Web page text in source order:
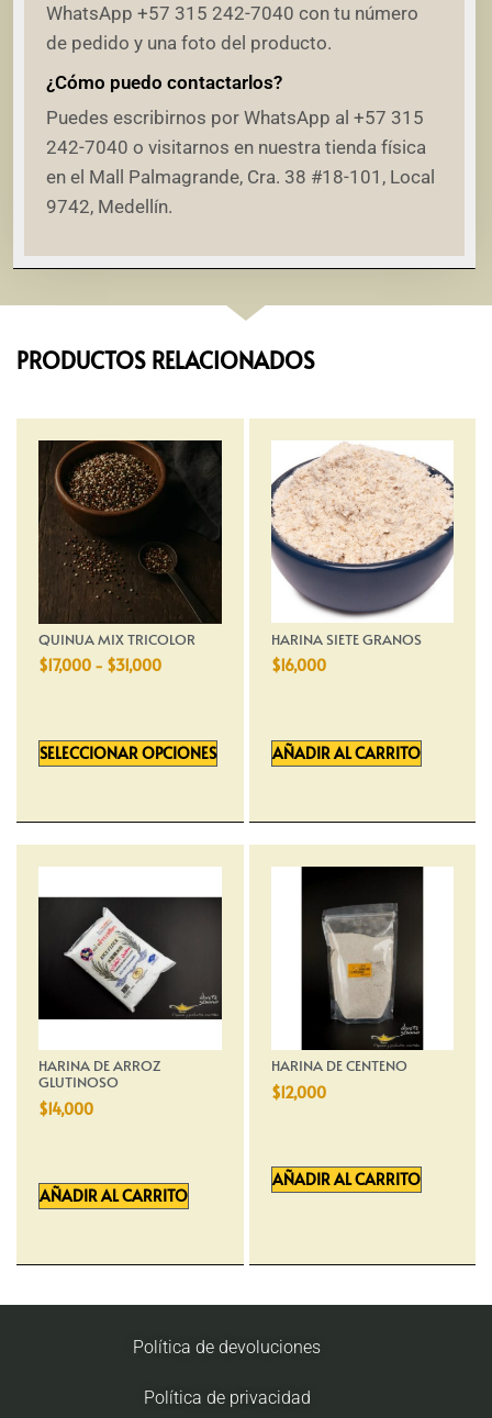
WhatsApp +57 315 242-7040 con tu número
de pedido y una foto del producto.
¿Cómo puedo contactarlos?
Puedes escribirnos por WhatsApp al +57 315
242-7040 o visitarnos en nuestra tienda física
en el Mall Palmagrande, Cra. 38 #18-101, Local
9742, Medellín.
PRODUCTOS RELACIONADOS
QUINUA MIX TRICOLOR
$17,000 - $31,000
SELECCIONAR OPCIONES
HARINA SIETE GRANOS
$16,000
AÑADIR AL CARRITO
HARINA DE ARROZ
GLUTINOSO
$14,000
AÑADIR AL CARRITO
HARINA DE CENTENO
$12,000
AÑADIR AL CARRITO
Política de devoluciones
Política de privacidad